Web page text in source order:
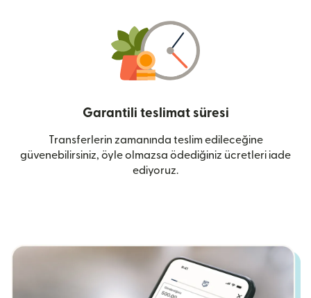
Garantili teslimat süresi
Transferlerin zamanında teslim edileceğine
güvenebilirsiniz, öyle olmazsa ödediğiniz ücretleri iade
ediyoruz.